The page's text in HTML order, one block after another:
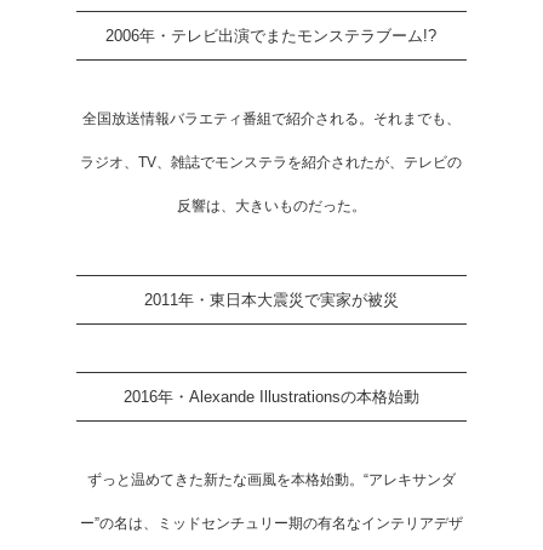
2006年・テレビ出演でまたモンステラブーム!?
全国放送情報バラエティ番組で紹介される。それまでも、
ラジオ、TV、雑誌でモンステラを紹介されたが、テレビの
反響は、大きいものだった。
2011年・東日本大震災で実家が被災
2016年・Alexande Illustrationsの本格始動
ずっと温めてきた新たな画風を本格始動。“アレキサンダ
ー”の名は、ミッドセンチュリー期の有名なインテリアデザ